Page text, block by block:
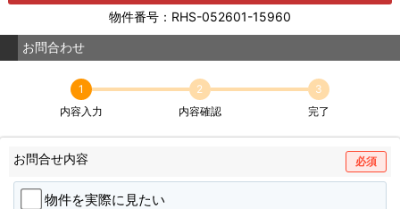
物件番号：RHS-052601-15960
お問合わせ
1
内容入力
2
内容確認
3
完了
お問合せ内容 必須
物件を実際に見たい